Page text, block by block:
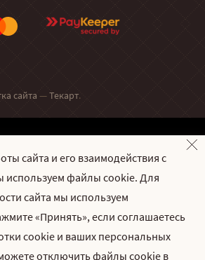
сайта — Текарт.
8 Марта
Селекта
сайта и его взаимодействия с
используем файлы cookie. Для
сайта мы используем
«Принять», если соглашаетесь
cookie и ваших персональных
отключить файлы cookie в